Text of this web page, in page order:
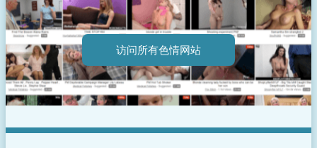
访问所有色情网站